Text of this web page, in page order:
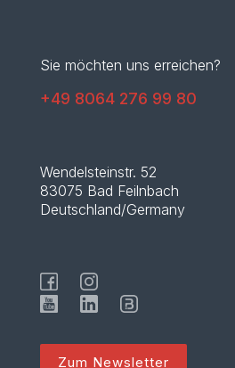
Sie möchten uns erreichen?
+49 8064 276 99 80
Wendelsteinstr. 52
83075 Bad Feilnbach
Deutschland/Germany
Zum Newsletter